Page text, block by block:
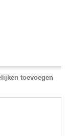
toevoegen